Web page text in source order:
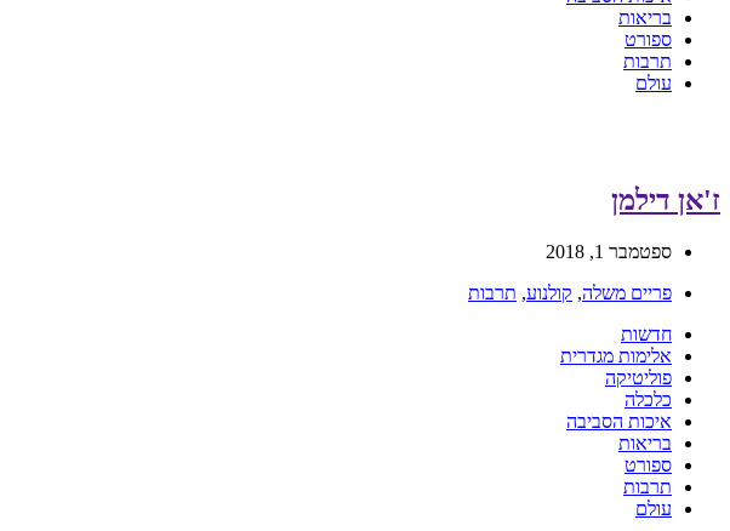
בריאות
ספורט
תרבות
עולם
ז'אן דילמן
ספטמבר 1, 2018
פריים משלה, קולנוע, תרבות
חדשות
אלימות מגדרית
פוליטיקה
כלכלה
איכות הסביבה
בריאות
ספורט
תרבות
עולם